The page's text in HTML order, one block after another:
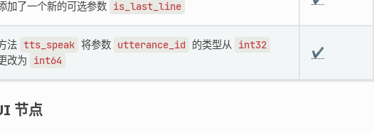
加了一个新的可选参数 is_last_line
法 tts_speak 将参数 utterance_id 的类型从 int32
改为 int64
✔️
节点